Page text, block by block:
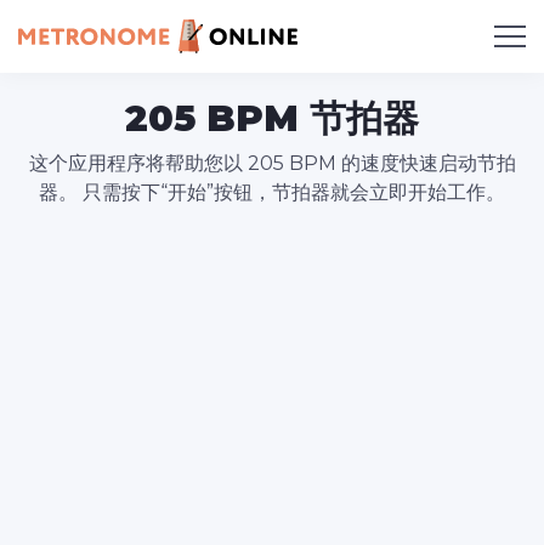
205 BPM 节拍器
这个应用程序将帮助您以 205 BPM 的速度快速启动节拍
器。 只需按下“开始”按钮，节拍器就会立即开始工作。